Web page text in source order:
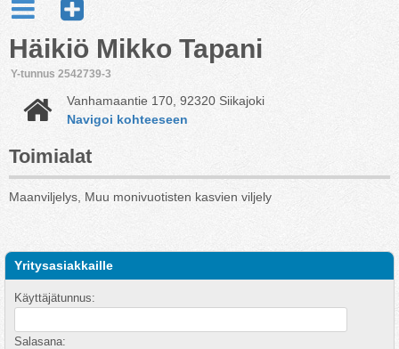
Häikiö Mikko Tapani
Y-tunnus 2542739-3
Vanhamaantie 170, 92320 Siikajoki
Navigoi kohteeseen
Toimialat
Maanviljelys, Muu monivuotisten kasvien viljely
Yritysasiakkaille
Käyttäjätunnus:
Salasana: